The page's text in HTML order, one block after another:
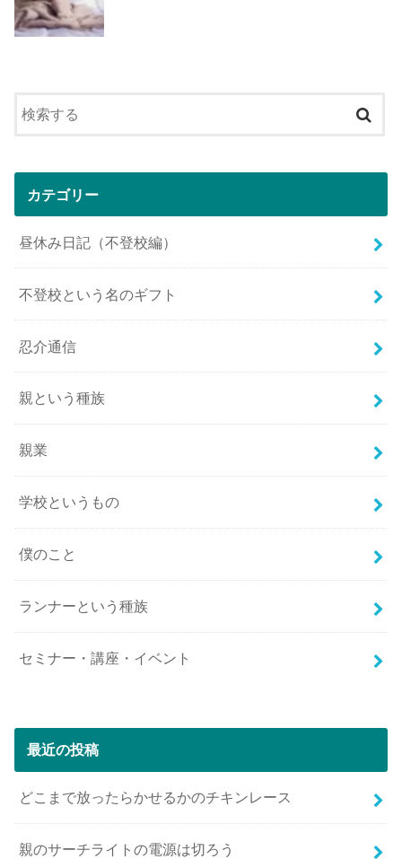
カテゴリー
昼休み日記（不登校編）
不登校という名のギフト
忍介通信
親という種族
親業
学校というもの
僕のこと
ランナーという種族
セミナー・講座・イベント
最近の投稿
どこまで放ったらかせるかのチキンレース
親のサーチライトの電源は切ろう